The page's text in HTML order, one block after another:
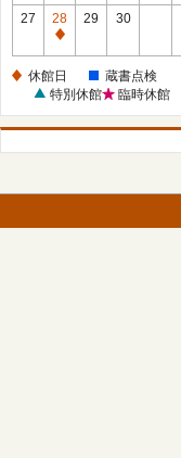
27
28
休
日
29 30
休館日
蔵書点検
特別休館
臨時休館